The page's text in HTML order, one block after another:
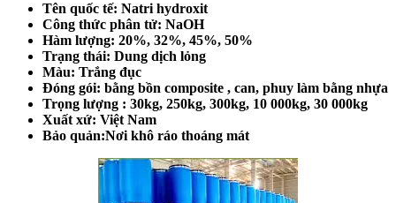
Tên quốc tế: Natri hydroxit
Công thức phân tử: NaOH
Hàm lượng: 20%, 32%, 45%, 50%
Trạng thái: Dung dịch lỏng
Màu: Trắng đục
Đóng gói: bằng bồn composite , can, phuy làm bằng nhựa
Trọng lượng : 30kg, 250kg, 300kg, 10 000kg, 30 000kg
Xuất xứ: Việt Nam
Bảo quản:Nơi khô ráo thoáng mát